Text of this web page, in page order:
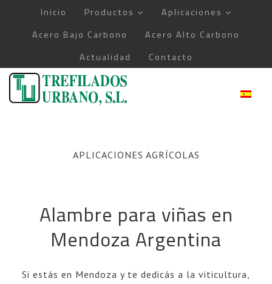
Inicio Productos
Aplicaciones
Acero Bajo Carbono
Acero Alto Carbono
Actualidad
Contacto
APLICACIONES AGRÍCOLAS
Alambre para viñas en
Mendoza Argentina
Si estás en Mendoza y te dedicás a la viticultura,